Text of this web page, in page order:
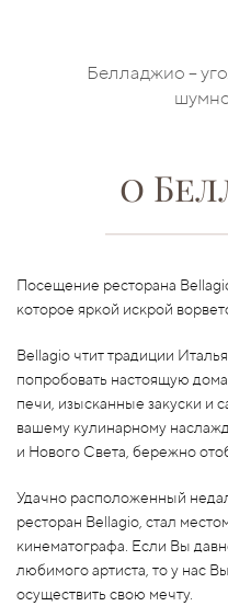
Белладжио –
о
Посещение ресторана
которое яркой искрой
Bellagio чтит традиции
попробовать настоящую
печи, изысканные закуски и
вашему кулинарному
и Нового Света, бережно
Удачно расположенный
ресторан Bellagio, стал
кинематографа. Если Вы
любимого артиста, то у нас
осуществить свою мечту.